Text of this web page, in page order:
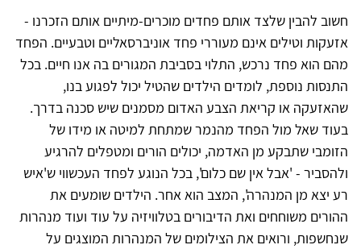
חשוב להבין שלצד אותם פחדים מוכרים-מיתיים אותם הזכרנו -
אזעקות וטילים אינם מעוררי פחד אוניברסאליים וטבעיים. הפחד
מהם הוא פחד נרכש, התלוי בסביבת המגורים בה אנו חיים. בכל
התנסות נוספת, לומדים הילדים שהטיל יכול לפגוע בנו,
שהאזעקה או קריאת הצבע האדום מסמנים שיש סכנה בדרך.
בעוד שאל מול הפחד מהנמר שמתחת למיטה או מידו של
הזומבי שתבקע מן האדמה, יכולים הורים ומטפלים להרגיע
ולהסביר - 'אבל אין שם כלום', בכל הנוגע לפחד העכשווי ש'איש
רע יצא מן המנהרה', המצב הוא אחר. הילדים שומעים את
ההורים משוחחים ואת הדיבורים בטלוויזיה על עוד ועוד מנהרות
שנחשפות, ורואים את הצילומים של המנהרות המוצגים על